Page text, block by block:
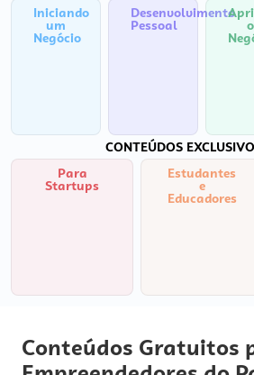
Iniciando
um
Negócio
Desenvolvimento
Pessoal o
CONTEÚDOS
Para
Startups
Estudantes
e
Educadores
Conteúdos Gratuitos